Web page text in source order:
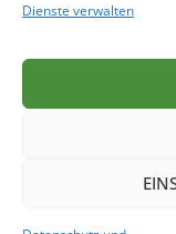
Dienste verwalten
September 2022
Juli 2022
Juni 2022